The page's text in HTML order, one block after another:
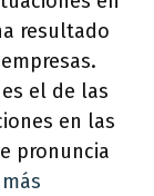
resultado
el de las
en las
pronuncia